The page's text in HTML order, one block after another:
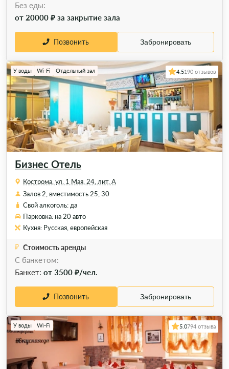
Без еды:
от 20000 ₽ за закрытие зала
Позвонить Забронировать
Бизнес Отель
У воды Wi-Fi Отдельный зал 4.5190 отзывов
Кострома, ул. 1 Мая, 24, лит. А
Залов 2, вместимость 25, 30
Свой алкоголь: да
Парковка: на 20 авто
Кухня: Русская, европейская
Стоимость аренды
С банкетом:
Банкет: от 3500 ₽/чел.
Позвонить Забронировать
У воды Wi-Fi 5.0794 отзыва